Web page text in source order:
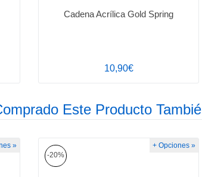
Cadena Acrílica Gold Spring
10,90€
Este Producto
»
-20%
+ Opciones »